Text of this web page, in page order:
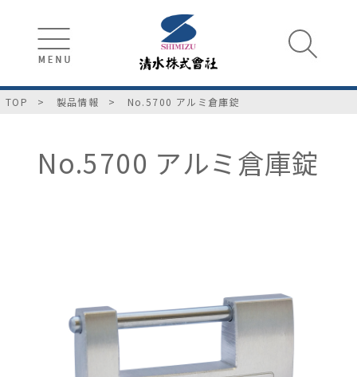
TOP 製品情報 No.5700 アルミ倉庫錠
No.5700 アルミ倉庫錠